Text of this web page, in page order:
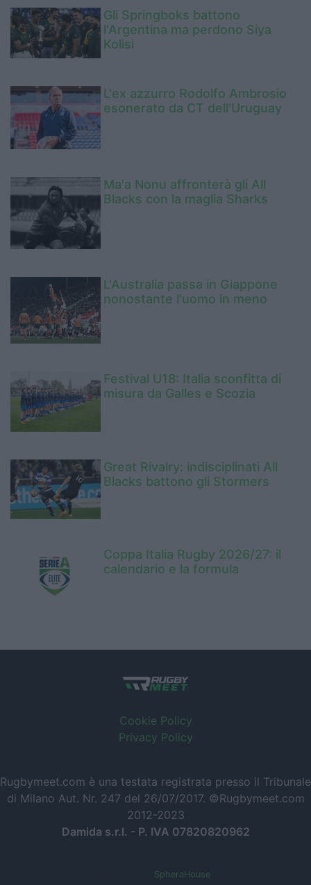
Gli Springboks battono
l'Argentina ma perdono Siya
Kolisi
L'ex azzurro Rodolfo Ambrosio
esonerato da CT dell'Uruguay
Ma'a Nonu affronterà gli All
Blacks con la maglia Sharks
L'Australia passa in Giappone
nonostante l'uomo in meno
Festival U18: Italia sconfitta di
misura da Galles e Scozia
Great Rivalry: indisciplinati All
Blacks battono gli Stormers
Coppa Italia Rugby 2026/27: il
calendario e la formula
Cookie Policy
Privacy Policy
Rugbymeet.com è una testata registrata presso il Tribunale
di Milano Aut. Nr. 247 del 26/07/2017. ©Rugbymeet.com
2012-2023
Damida s.r.l. - P. IVA 07820820962
SpheraHouse